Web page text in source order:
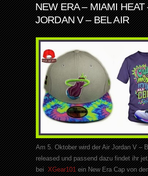
NEW ERA – MIAMI HEAT
JORDAN V – BEL AIR
Am 5. Oktober wird der Air Jordan V –
released und passend dazu findet ihr
beiXGear101ein New Era Cap von